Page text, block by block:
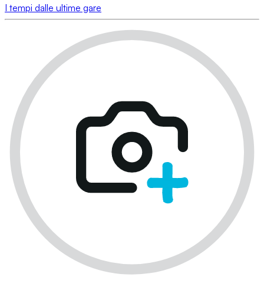
I tempi dalle ultime gare